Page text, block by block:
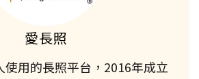
愛長照
使用的長照平台，2016年成立